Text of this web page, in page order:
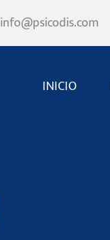
info@psicodis.com
INICIO